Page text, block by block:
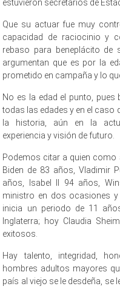
estuvieron secretarios de
Que su actuar fue muy
capacidad de raciocinio y
rebaso para beneplácito de
argumentan que es por la
prometido en campaña y lo
No es la edad el punto, pues
todas las edades y en el
la historia, aún en la
experiencia y visión de futuro.
Podemos citar a quien
Biden de 83 años, Vladimir
años, Isabel II 94 años,
ministro en dos ocasiones
inicia un periodo de 11
Inglaterra; hoy Claudia
exitosos.
Hay talento, integridad,
hombres adultos mayores
país al viejo se le desdeña, se